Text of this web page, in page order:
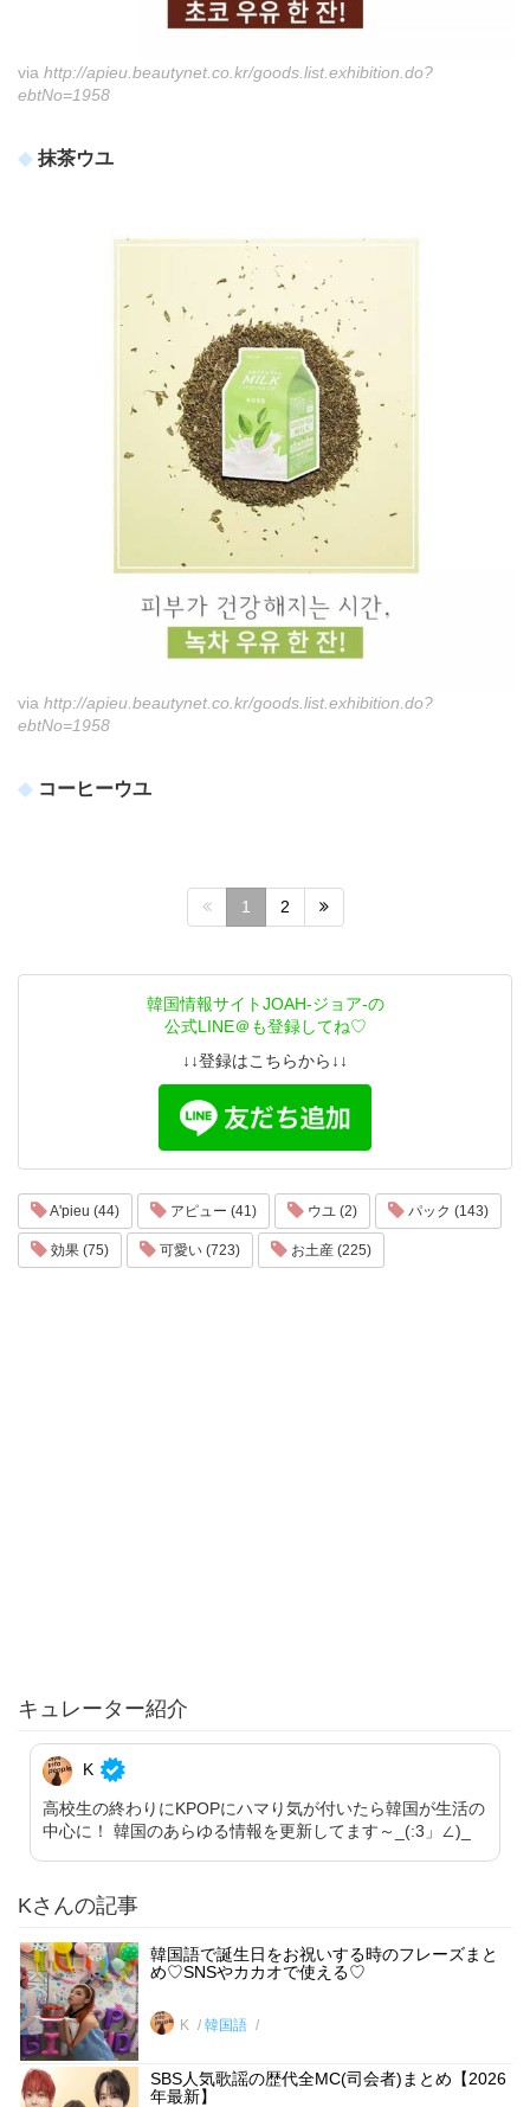
via http://apieu.beautynet.co.kr/goods.list.exhibition.do?
ebtNo=1958
抹茶ウユ
via http://apieu.beautynet.co.kr/goods.list.exhibition.do?
ebtNo=1958
コーヒーウユ
1 2
韓国情報サイトJOAH-ジョア-の
公式LINE＠も登録してね♡
↓↓登録はこちらから↓↓
A'pieu (44) アピュー (41) ウユ (2) パック (143)
効果 (75) 可愛い (723) お土産 (225)
キュレーター紹介
K
高校生の終わりにKPOPにハマり気が付いたら韓国が生活の
中心に！ 韓国のあらゆる情報を更新してます～_(:3」∠)_
Kさんの記事
韓国語で誕生日をお祝いする時のフレーズまと
め♡SNSやカカオで使える♡
K 韓国語
SBS人気歌謡の歴代全MC(司会者)まとめ【2026
年最新】